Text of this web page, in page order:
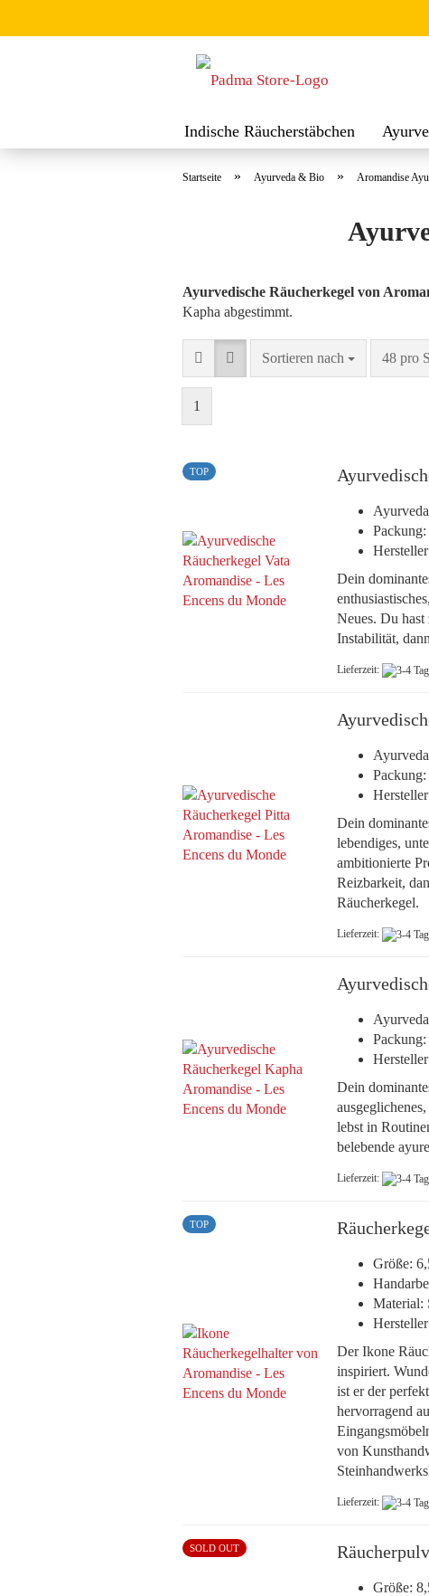
Indische Räucherstäbchen
Startseite » Ayurveda & Bio » Aromandise
Ayurvedische Räucherkegel von
Kapha abgestimmt.
Sortieren nach
Sortieren nach 48 pro
pro
1
TOP
Dein
Neues. Du
Instabilität,
Lieferzeit:
Dein
lebendiges,
ambitionierte
Reizbarkeit,
Räucherkegel.
Lieferzeit:
Dein
lebst in
belebende
Lieferzeit:
TOP
Größe:
Material:
Der Ikone
inspiriert.
ist er der
hervorragend
von
Lieferzeit:
SOLD OUT
Größe: